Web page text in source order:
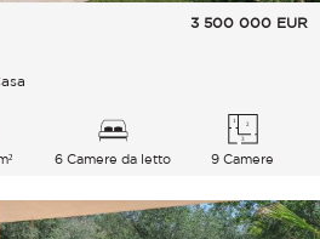
3 500 000 EUR
6 Camere da letto 9 Camere